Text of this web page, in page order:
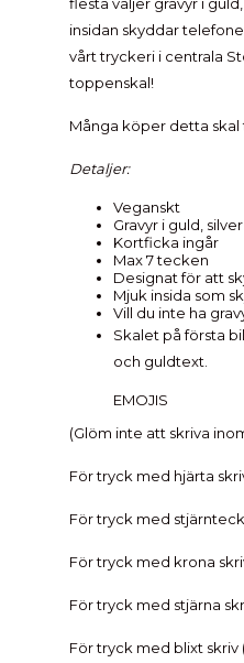
insidan skyddar
vårt tryckeri i centrala
toppenskal!
Många köper detta skal
Detaljer:
Veganskt
Gravyr i guld,
Kortficka ingår
Max 7 tecken
Designat för att
Mjuk insida som
Vill du inte ha
Skalet på första
och guldtext.
EMOJIS
(Glöm inte att skriva
För tryck med hjärta
För tryck med
För tryck med krona
För tryck med stjärna
För tryck med blixt skriv